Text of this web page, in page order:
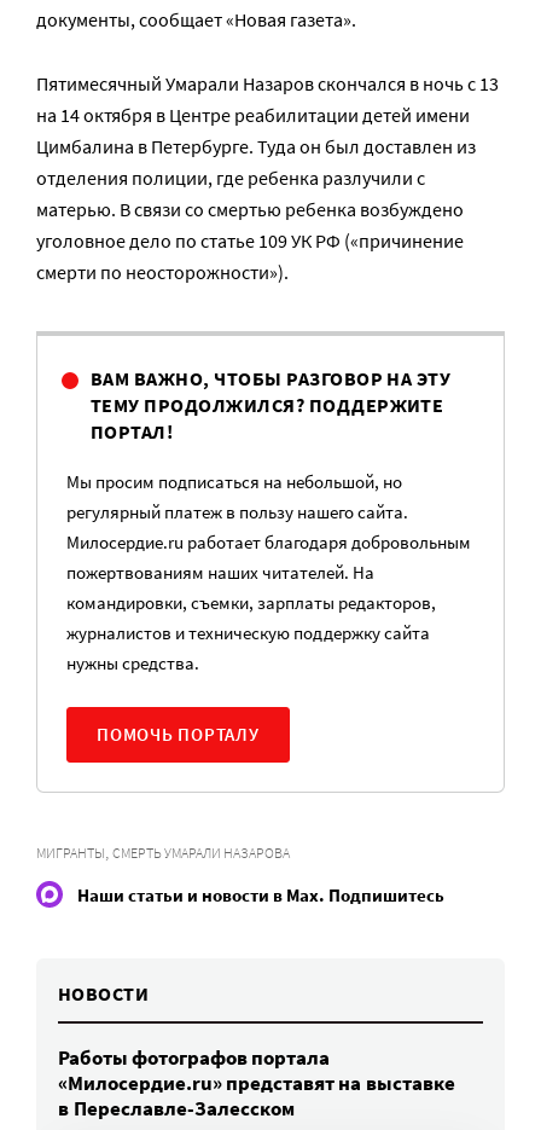
документы, сообщает «Новая газета».
Пятимесячный Умарали Назаров скончался в ночь с 13
на 14 октября в Центре реабилитации детей имени
Цимбалина в Петербурге. Туда он был доставлен из
отделения полиции, где ребенка разлучили с
матерью. В связи со смертью ребенка возбуждено
уголовное дело по статье 109 УК РФ («причинение
смерти по неосторожности»).
ВАМ ВАЖНО, ЧТОБЫ РАЗГОВОР НА ЭТУ
ТЕМУ ПРОДОЛЖИЛСЯ? ПОДДЕРЖИТЕ
ПОРТАЛ!
Мы просим подписаться на небольшой, но
регулярный платеж в пользу нашего сайта.
Милосердие.ru работает благодаря добровольным
пожертвованиям наших читателей. На
командировки, съемки, зарплаты редакторов,
журналистов и техническую поддержку сайта
нужны средства.
ПОМОЧЬ ПОРТАЛУ
МИГРАНТЫ, СМЕРТЬ УМАРАЛИ НАЗАРОВА
Наши статьи и новости в Max. Подпишитесь
НОВОСТИ
Работы фотографов портала
«Милосердие.ru» представят на выставке
в Переславле-Залесском